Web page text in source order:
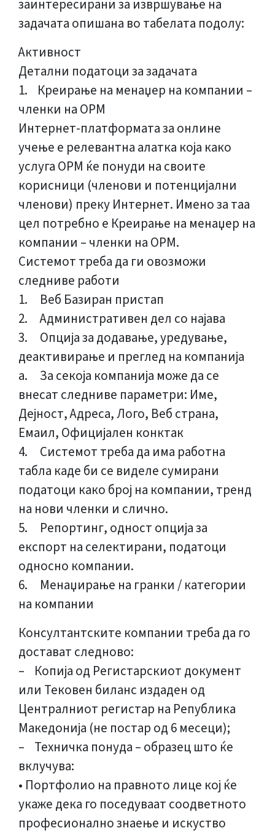
заинтересирани за извршување на
задачата опишана во табелата подолу:
Активност
Детални податоци за задачата
1. Креирање на менаџер на компании –
членки на ОРМ
Интернет-платформата за онлине
учење е релевантна алатка која како
услуга ОРМ ќе понуди на своите
корисници (членови и потенцијални
членови) преку Интернет. Имено за таа
цел потребно е Креирање на менаџер на
компании – членки на ОРМ.
Системот треба да ги овозможи
следниве работи
1. Веб Базиран пристап
2. Административен дел со најава
3. Опција за додавање, уредување,
деактивирање и преглед на компанија
a. За секоја компанија може да се
внесат следниве параметри: Име,
Дејност, Адреса, Лого, Веб страна,
Емаил, Официјален конктак
4. Системот треба да има работна
табла каде би се виделе сумирани
податоци како број на компании, тренд
на нови членки и слично.
5. Репортинг, одност опција за
експорт на селектирани, податоци
односно компании.
6. Менаџирање на гранки / категории
на компании
Консултантските компании треба да го
достават следново:
– Копија од Регистарскиот документ
или Тековен биланс издаден од
Централниот регистар на Република
Македонија (не постар од 6 месеци);
– Техничка понуда – образец што ќе
вклучува:
• Портфолио на правното лице кој ќе
укаже дека го поседуваат соодветното
професионално знаење и искуство